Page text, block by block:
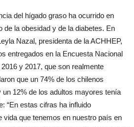
del hígado graso ha ocurrido en
de la obesidad y de la diabetes. En
Nazal, presidenta de la ACHHEP,
entregados en la Encuesta Nacional
y 2017, que son realmente
que un 74% de los chilenos
12% de los adultos mayores tenía
“En estas cifras ha influido
vida que tenemos en nuestro país en